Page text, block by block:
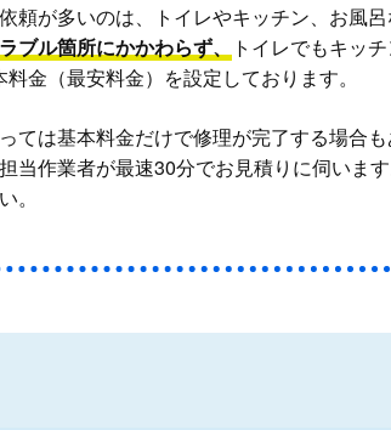
頼が多いのは、トイレやキッチン、お風
ブル箇所にかかわらず、
トイレでもキッ
料金（最安料金）を設定しております。
ては基本料金だけで修理が完了する場合
当作業者が最速30分でお見積りに伺います
。